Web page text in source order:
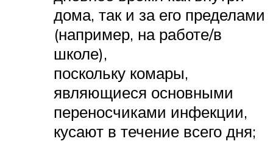
дома, так и за его пределами
(например, на работе/в
школе),
поскольку комары,
являющиеся основными
переносчиками инфекции,
кусают в течение всего дня;